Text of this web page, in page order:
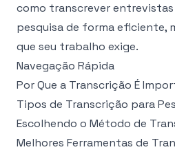
como transcrever
pesquisa de forma eficiente,
que seu trabalho exige.
Navegação Rápida
Por Que a Transcrição É
Tipos de Transcrição para
Escolhendo o Método de
Melhores Ferramentas de